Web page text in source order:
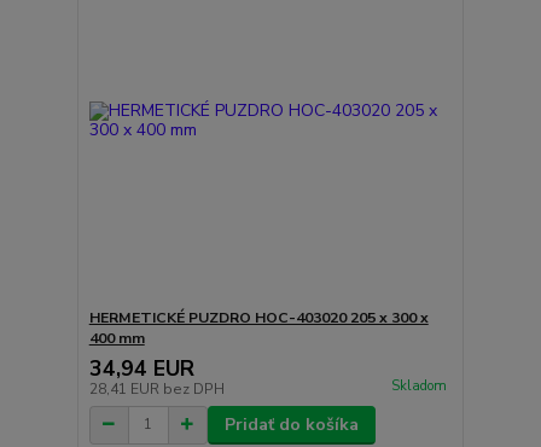
HERMETICKÉ PUZDRO HOC-403020 205 x 300 x
400 mm
34,94 EUR
28,41 EUR bez DPH Skladom
Pridať do košíka